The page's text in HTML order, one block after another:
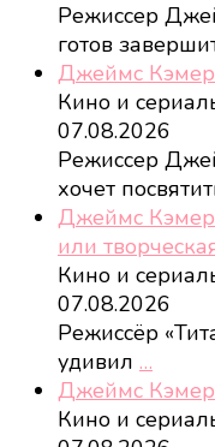
Режиссер
готов
Джеймс
Кино и
07.08.2026
Режиссер
хочет
Джеймс
или
Кино и
07.08.2026
Режиссёр
удивил …
Джеймс
Кино и